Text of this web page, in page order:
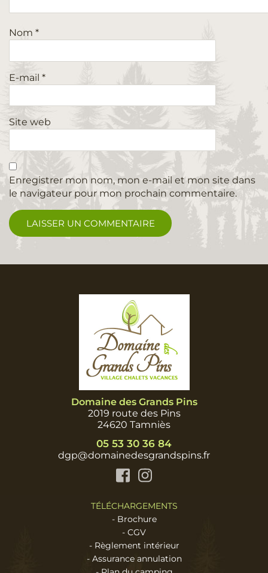
Nom *
E-mail *
Site web
Enregistrer mon nom, mon e-mail et mon site dans
le navigateur pour mon prochain commentaire.
Domaine des Grands Pins
2019 route des Pins
24620 Tamniès
05 53 30 36 84
dgp@domainedesgrandspins.fr
TÉLÉCHARGEMENTS
- Brochure
- CGV
- Règlement intérieur
- Assurance annulation